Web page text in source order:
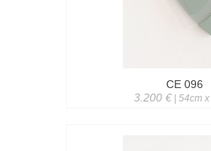
CE 096
3.200 €| 54cm x